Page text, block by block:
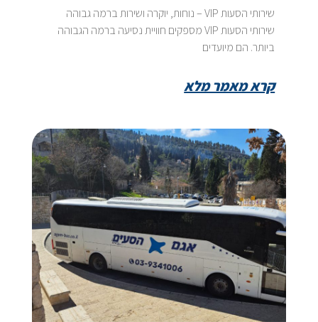
שירותי הסעות VIP – נוחות, יוקרה ושירות ברמה גבוהה
שירותי הסעות VIP מספקים חוויית נסיעה ברמה הגבוהה
ביותר. הם מיועדים
קרא מאמר מלא